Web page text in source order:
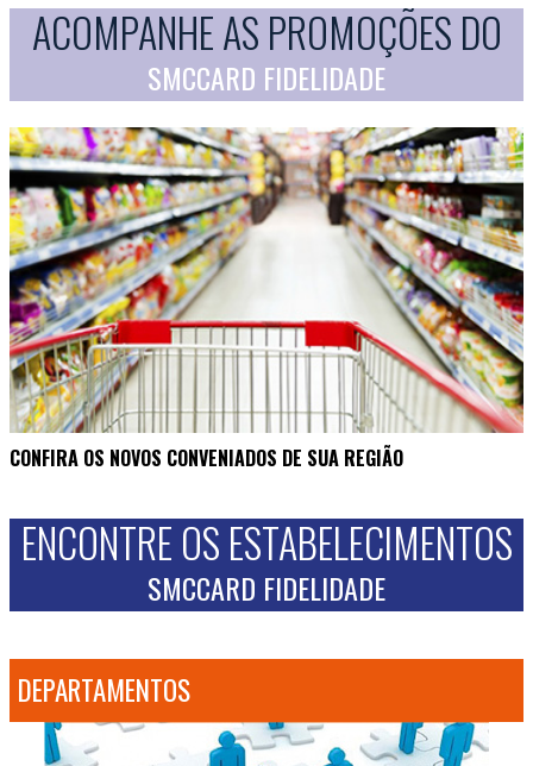
ACOMPANHE AS PROMOÇÕES DO
SMCCARD FIDELIDADE
CONFIRA OS NOVOS CONVENIADOS DE SUA REGIÃO
ENCONTRE OS ESTABELECIMENTOS
SMCCARD FIDELIDADE
DEPARTAMENTOS